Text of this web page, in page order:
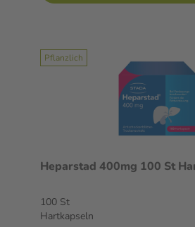
Pflanzlich
Heparstad 400mg 100 St
100 St
Hartkapseln